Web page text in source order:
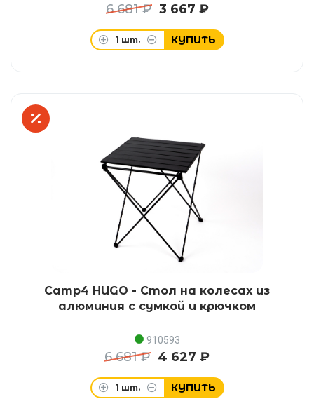
6 681 ₽ 3 667 ₽
1 шт. КУПИТЬ
Camp4 HUGO - Стол на колесах из
алюминия с сумкой и крючком
910593
6 681 ₽ 4 627 ₽
1 шт. КУПИТЬ